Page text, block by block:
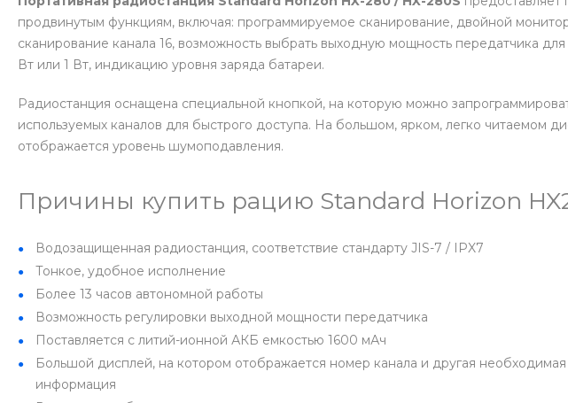
продвинутым функциям, включая: программируемое сканирование, двойной
сканирование канала 16, возможность выбрать выходную мощность передатчика
Вт или 1 Вт, индикацию уровня заряда батареи.
Радиостанция оснащена специальной кнопкой, на которую можно
используемых каналов для быстрого доступа. На большом, ярком, легко читаемом
отображается уровень шумоподавления.
Причины купить рацию Standard Horizon
Водозащищенная радиостанция, соответствие стандарту JIS-7 / IPX7
Тонкое, удобное исполнение
Более 13 часов автономной работы
Возможность регулировки выходной мощности передатчика
Поставляется с литий-ионной АКБ емкостью 1600 мАч
Большой дисплей, на котором отображается номер канала и другая
информация